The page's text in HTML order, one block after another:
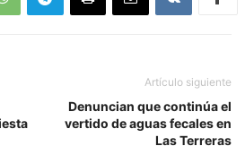
Artículo siguiente
Denuncian que continúa el
vertido de aguas fecales en
Las Terreras